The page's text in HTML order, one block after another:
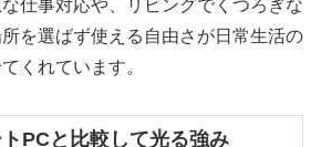
仕事対応や、リビングでくつろぎな
を選ばず使える自由さが日常生活の
くれています。
PCと比較して光る強み